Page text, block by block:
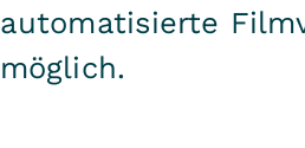
automatisierte
möglich.